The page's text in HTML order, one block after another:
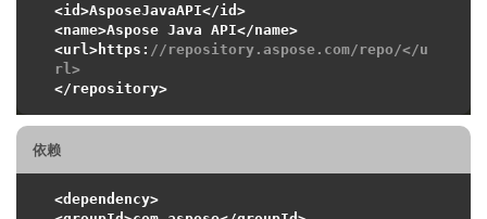
<id>AsposeJavaAPI</id>
<name>Aspose Java API</name>
<url>https: //repository.aspose.com/repo/</u
rl>
依赖
<dependency>